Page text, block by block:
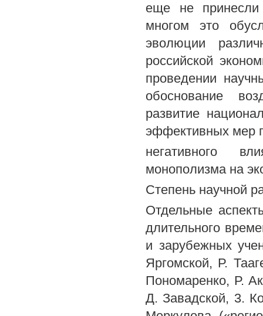
еще не принесли
многом это
эволюции
российской
проведении
обоснование
развитие
эффективных мер
негативного
монополизма на
Степень научной
Отдельные
длительного
и зарубежных
Яргомской, Р.
Пономаренко, Р.
Д. Завадской, 3.